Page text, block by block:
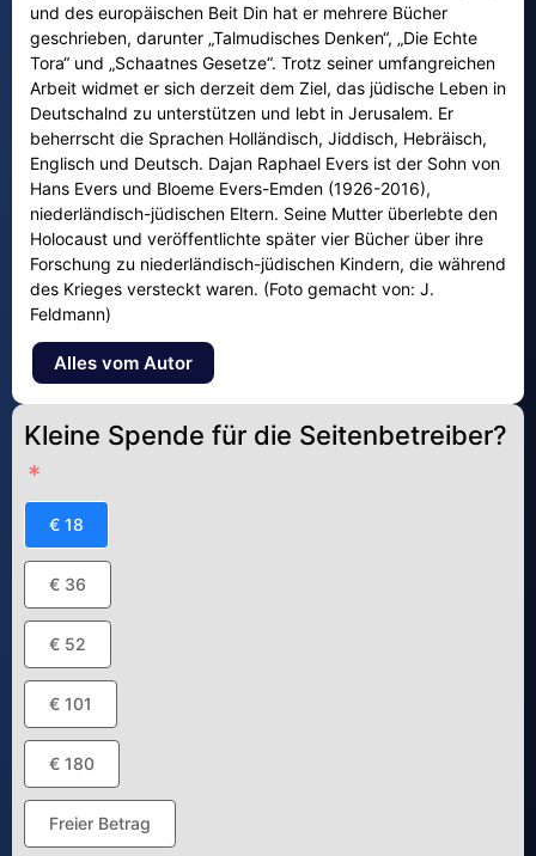
und des europäischen Beit Din hat er mehrere Bücher
geschrieben, darunter „Talmudisches Denken“, „Die Echte
Tora“ und „Schaatnes Gesetze“. Trotz seiner umfangreichen
Arbeit widmet er sich derzeit dem Ziel, das jüdische Leben in
Deutschalnd zu unterstützen und lebt in Jerusalem. Er
beherrscht die Sprachen Holländisch, Jiddisch, Hebräisch,
Englisch und Deutsch. Dajan Raphael Evers ist der Sohn von
Hans Evers und Bloeme Evers-Emden (1926-2016),
niederländisch-jüdischen Eltern. Seine Mutter überlebte den
Holocaust und veröffentlichte später vier Bücher über ihre
Forschung zu niederländisch-jüdischen Kindern, die während
des Krieges versteckt waren. (Foto gemacht von: J.
Feldmann)
Alles vom Autor
Kleine Spende für die Seitenbetreiber?
€ 18
€ 36
€ 52
€ 101
€ 180
Freier Betrag